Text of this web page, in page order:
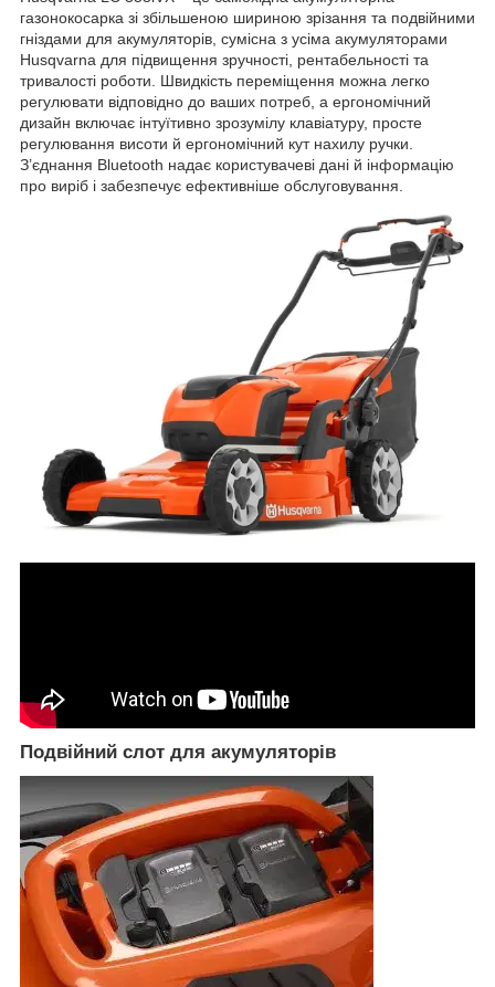
газонокосарка зі збільшеною шириною зрізання та подвійними
гніздами для акумуляторів, сумісна з усіма акумуляторами
Husqvarna для підвищення зручності, рентабельності та
тривалості роботи. Швидкість переміщення можна легко
регулювати відповідно до ваших потреб, а ергономічний
дизайн включає інтуїтивно зрозумілу клавіатуру, просте
регулювання висоти й ергономічний кут нахилу ручки.
З’єднання Bluetooth надає користувачеві дані й інформацію
про виріб і забезпечує ефективніше обслуговування.
Подвійний слот для акумуляторів